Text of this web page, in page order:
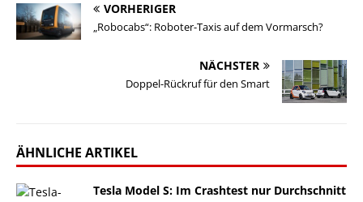
VORHERIGER
„Robocabs“: Roboter-Taxis auf dem Vormarsch?
NÄCHSTER
Doppel-Rückruf für den Smart
ÄHNLICHE ARTIKEL
Tesla Model S: Im Crashtest nur Durchschnitt